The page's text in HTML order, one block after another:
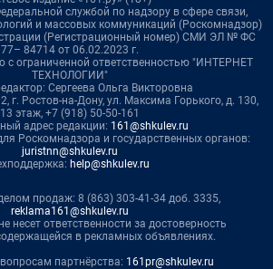
службой по надзору в сфере связи,
и массовых коммуникаций (Роскомнадзор)
(Регистрационный номер) СМИ ЭЛ № ФС
77– 84714 от 06.02.2023 г.
с ограниченной ответственностью "ИНТЕРНЕТ
ТЕХНОЛОГИИ"
Сергеева Ольга Викторовна
г. Ростов-на-Дону, ул. Максима Горького, д. 130,
13 этаж, +7 (918) 50-50-161
адрес редакции: 161@shkulev.ru
Роскомнадзора и государственных органов:
juristnn@shkulev.ru
help@shkulev.ru
продаж: 8 (863) 303-41-34 доб. 3335,
reklama161@shkulev.ru
несет ответственности за достоверность
в рекламных объявлениях.
партнёрства: 161pr@shkulev.ru